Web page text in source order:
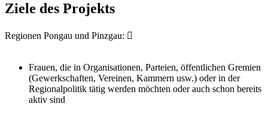
Ziele des Projekts
Regionen Pongau und Pinzgau: 
Frauen, die in Organisationen, Parteien, öffentlichen Gremien
(Gewerkschaften, Vereinen, Kammern usw.) oder in der
Regionalpolitik tätig werden möchten oder auch schon bereits
aktiv sind